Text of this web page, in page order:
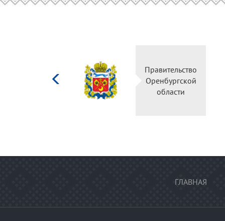
Правительство
Оренбургской
области
ГЛАВНАЯ